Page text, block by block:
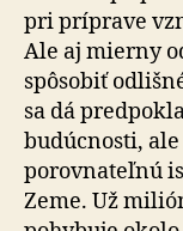
pri príprave
Ale aj mierny
spôsobiť
sa dá
budúcnosti,
porovnateľnú
Zeme. Už